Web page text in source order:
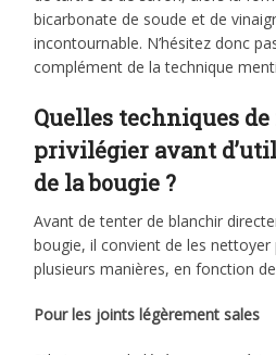
bicarbonate de soude et de
incontournable. N’hésitez donc
complément de la technique
Quelles techniques
privilégier avant
de la bougie ?
Avant de tenter de blanchir
bougie, il convient de les nettoyer
plusieurs manières, en fonction
Pour les joints légèrement sales